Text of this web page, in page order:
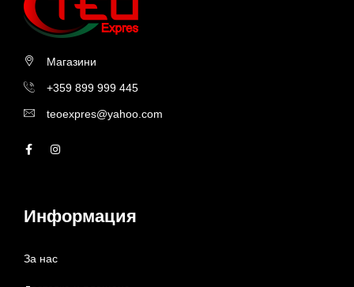
Магазини
+359 899 999 445
teoexpres@yahoo.com
Информация
За нас